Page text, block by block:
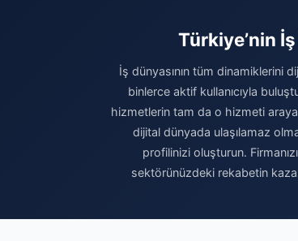
Türkiye’nin
İş dünyasının tüm dinamiklerini
binlerce aktif kullanıcıyla
hizmetlerin tam da o hizmeti
dijital dünyada ulaşılamaz
profilinizi oluşturun.
sektörünüzdeki rekabetin